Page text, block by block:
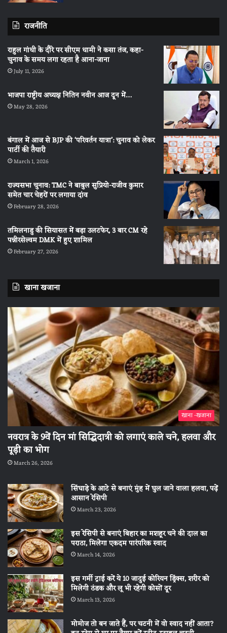
राजनीति
राहुल गांधी के दौरे पर सीएम धामी ने कसा तंज, कहा-
चुनाव के समय लगा रहता है आना-जाना
July 11, 2026
भाजपा राष्ट्रीय अध्यक्ष नितिन नवीन आज दून में…
May 28, 2026
बंगाल में आज से BJP की ‘परिवर्तन यात्रा’: चुनाव को लेकर
पार्टी की तैयारी
March 1, 2026
राज्यसभा चुनाव: TMC ने बाबुल सुप्रियो-राजीव कुमार
समेत चार चेहरों पर लगाया दांव
February 28, 2026
तमिलनाडु की सियासत में बड़ा उलटफेर, 3 बार CM रहे
पन्नीरसेल्वम DMK में हुए शामिल
February 27, 2026
खाना खजाना
खाना -खजाना
नवरात्र के 9वें दिन मां सिद्धिदात्री को लगाएं काले चने, हलवा और
पूड़ी का भोग
March 26, 2026
सिंघाड़े के आटे से बनाएं मुंह में घुल जाने वाला हलवा, पढ़ें
आसान रेसिपी
March 23, 2026
इस रेसिपी से बनाएं बिहार का मशहूर चने की दाल का
पराठा, मिलेगा एकदम पारंपरिक स्वाद
March 14, 2026
इस गर्मी ट्राई करें ये 10 जादुई कोरियन ड्रिंक्स, शरीर को
मिलेगी ठंडक और लू भी रहेगी कोसों दूर
March 13, 2026
मोमोज तो बन जाते हैं, पर चटनी में वो स्वाद नहीं आता?